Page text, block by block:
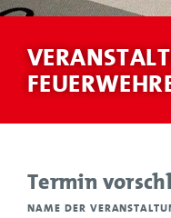
Termin
NAME DER